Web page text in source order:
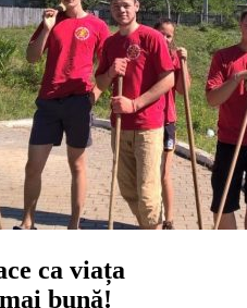
ca viața
bună!